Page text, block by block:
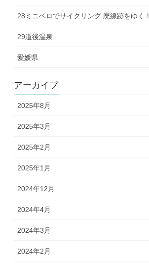
28ミニベロでサイクリング 廃線跡をゆく！
29道後温泉
愛媛県
アーカイブ
2025年8月
2025年3月
2025年2月
2025年1月
2024年12月
2024年4月
2024年3月
2024年2月